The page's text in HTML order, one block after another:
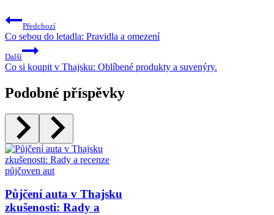
Předchozí
Co sebou do letadla: Pravidla a omezení
Další
Co si koupit v Thajsku: Oblíbené produkty a suvenýry.
Podobné příspěvky
Půjčení auta v Thajsku
zkušenosti: Rady a